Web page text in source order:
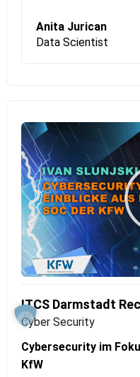
und innovativ sind.
Anita Jurican
Data Scientist
ITCS Darmstadt
Cyber Security
Cybersecurity im
KfW